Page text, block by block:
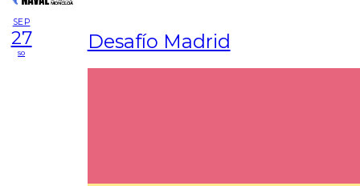
SEP
27
so Desafío Madrid